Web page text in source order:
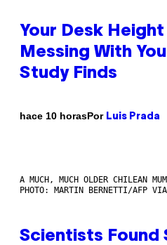
Your Desk
Messing With
Study Finds
hace 10 horasPor Luis Prada
A MUCH, MUCH OLDER CHILEAN
PHOTO: MARTIN BERNETTI/AFP
Scientists Found